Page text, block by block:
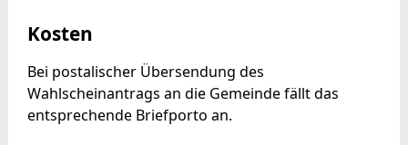
Kosten
Bei postalischer Übersendung des
Wahlscheinantrags an die Gemeinde fällt das
entsprechende Briefporto an.